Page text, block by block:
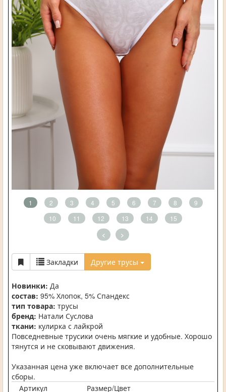
1 2 3 4 5 6 7 8
9
10
11 12 13 14 15
< >
Закладки Другие трусы
Новинки: Да
состав: 95% Хлопок, 5% Спандекс
тип товара: трусы
бренд: Натали Суслова
ткани: кулирка с лайкрой
Повседневные трусики очень мягкие и удобные. Хорошо
тянутся и не сковывают движения.
Указанная цена уже включает все дополнительные
сборы.
Артикул
Размер/Цвет